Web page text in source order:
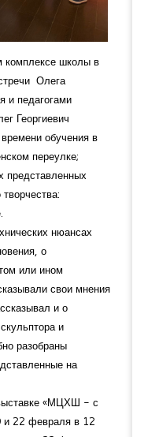
комплексе школы в
Олега
и педагогами
Георгиевич
обучения в
переулке;
представленных
нюансах
о
или ином
свои мнения
и о
и
разобраны
на
«МЦХШ - с
и 22 февраля в 12